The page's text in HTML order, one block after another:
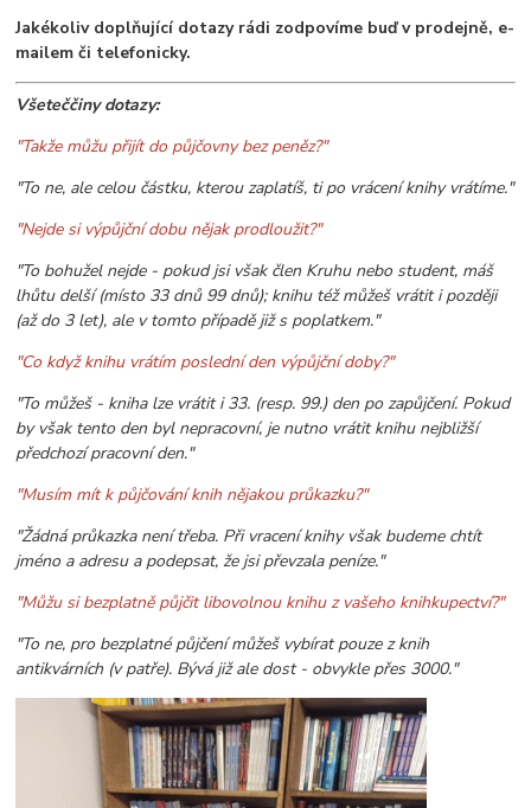
Jakékoliv doplňující dotazy rádi zodpovíme buď v prodejně, e-
mailem či telefonicky.
Všeteččiny dotazy:
"Takže můžu přijít do půjčovny bez peněz?"
"To ne, ale celou částku, kterou zaplatíš, ti po vrácení knihy vrátíme."
"Nejde si výpůjční dobu nějak prodloužit?"
"To bohužel nejde - pokud jsi však člen Kruhu nebo student, máš
lhůtu delší (místo 33 dnů 99 dnů); knihu též můžeš vrátit i později
(až do 3 let), ale v tomto případě již s poplatkem."
"Co když knihu vrátím poslední den výpůjční doby?"
"To můžeš - kniha lze vrátit i 33. (resp. 99.) den po zapůjčení. Pokud
by však tento den byl nepracovní, je nutno vrátit knihu nejbližší
předchozí pracovní den."
"Musím mít k půjčování knih nějakou průkazku?"
"Žádná průkazka není třeba. Při vracení knihy však budeme chtít
jméno a adresu a podepsat, že jsi převzala peníze."
"Můžu si bezplatně půjčit libovolnou knihu z vašeho knihkupectví?"
"To ne, pro bezplatné půjčení můžeš vybírat pouze z knih
antikvárních (v patře). Bývá již ale dost - obvykle přes 3000."